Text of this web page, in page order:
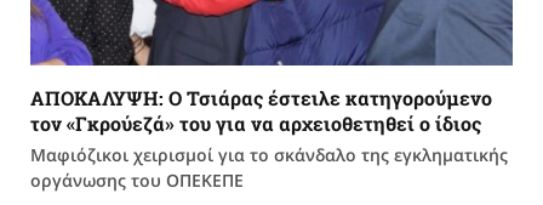
ΑΠΟΚΑΛΥΨΗ: Ο Τσιάρας έστειλε κατηγορούμενο
τον «Γκρούεζά» του για να αρχειοθετηθεί ο ίδιος
Μαφιόζικοι χειρισμοί για το σκάνδαλο της εγκληματικής
οργάνωσης του ΟΠΕΚΕΠΕ